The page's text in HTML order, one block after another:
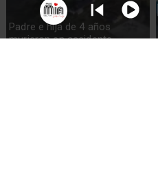
Padre e hija de 4 años
murieron en accidente